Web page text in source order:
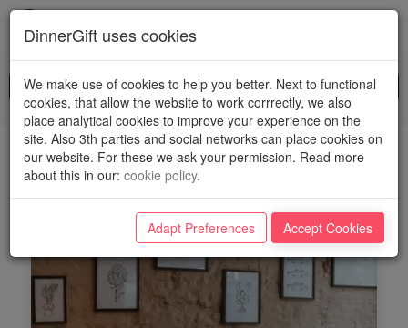
Nouveaux Spots
Soyez le premier à découvrir nos nouveaux spots
DinnerGift uses cookies
We make use of cookies to help you better. Next to functional
cookies, that allow the website to work corrrectly, we also
place analytical cookies to improve your experience on the
site. Also 3th parties and social networks can place cookies on
our website. For these we ask your permission. Read more
about this in our: cookie policy.
Adapt Preferences Accept Cookies